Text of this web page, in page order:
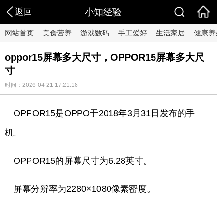
返回 小知经验
网站首页 美食营养 游戏数码 手工爱好 生活家居 健康养
oppor15屏幕多大尺寸，OPPOR15屏幕多大尺
寸
时间：2026-04-21 17:21:18
OPPOR15是OPPO于2018年3月31日发布的手
机。
OPPOR15的屏幕尺寸为6.28英寸。
屏幕分辨率为2280×1080像素密度。